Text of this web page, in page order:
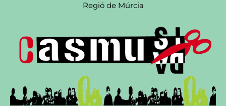
Regió de Múrcia